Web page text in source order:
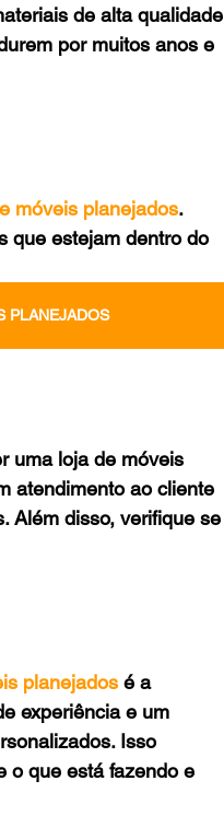
de alta qualidade
por muitos anos e
móveis planejados.
que estejam dentro do
PLANEJADOS
uma loja de móveis
atendimento ao cliente
Além disso, verifique se
planejados é a
experiência e um
Isso
o que está fazendo e